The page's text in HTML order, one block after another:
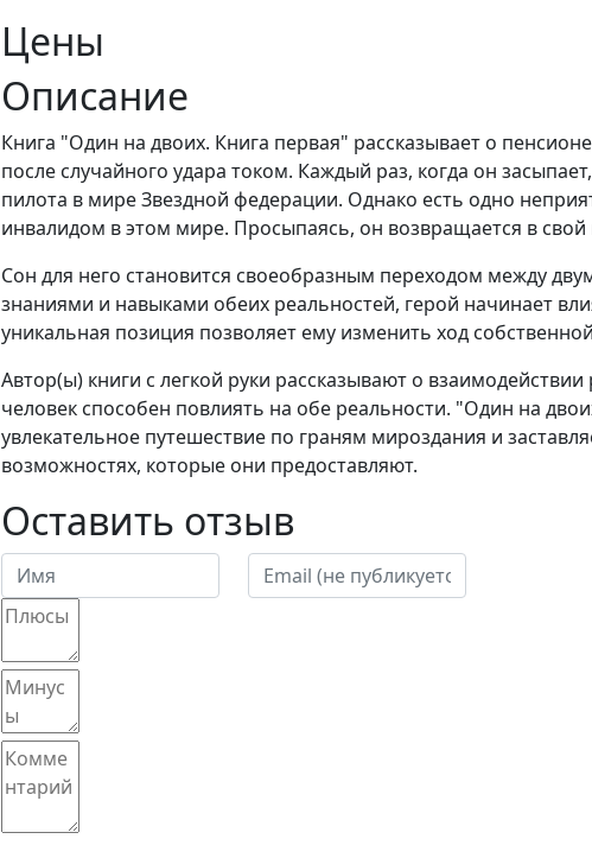
Цены
Описание
Книга "Один на двоих. Книга первая" рассказывает о
после случайного удара током. Каждый раз, когда он
пилота в мире Звездной федерации. Однако есть одно
инвалидом в этом мире. Просыпаясь, он возвращается в свой
Сон для него становится своеобразным переходом между
знаниями и навыками обеих реальностей, герой начинает
уникальная позиция позволяет ему изменить ход
Автор(ы) книги с легкой руки рассказывают о
человек способен повлиять на обе реальности. "Один на
увлекательное путешествие по граням мироздания и
возможностях, которые они предоставляют.
Оставить отзыв